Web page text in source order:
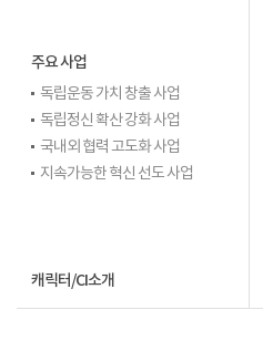
주요 사업
독립운동 가치 창출 사업
독립정신 확산 강화 사업
국내외 협력 고도화 사업
지속가능한 혁신 선도 사업
캐릭터/CI소개